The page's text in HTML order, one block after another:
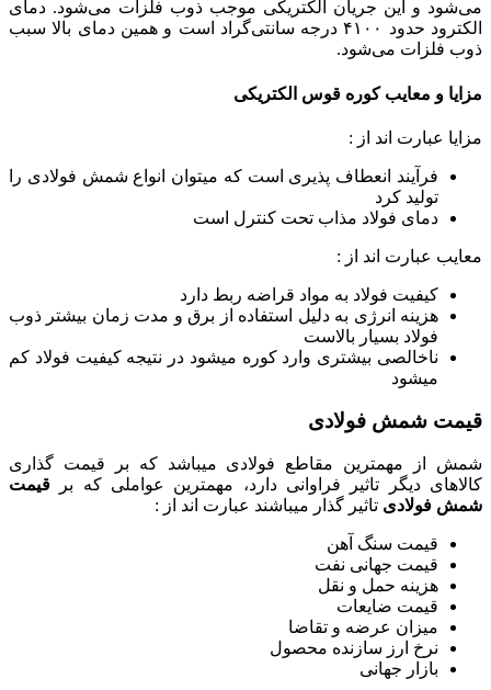
می‌شود و این جریان الکتریکی موجب ذوب فلزات می‌شود. دمای
الکترود حدود ۴۱۰۰ درجه سانتی‌گراد است و همین دمای بالا سبب
ذوب فلزات می‌شود.
مزایا و معایب کوره قوس الکتریکی
مزایا عبارت اند از :
فرآیند انعطاف پذیری است که میتوان انواع شمش فولادی را
تولید کرد
دمای فولاد مذاب تحت کنترل است
معایب عبارت اند از :
کیفیت فولاد به مواد قراضه ربط دارد
هزینه انرژی به دلیل استفاده از برق و مدت زمان بیشتر ذوب
فولاد بسیار بالاست
ناخالصی بیشتری وارد کوره میشود در نتیجه کیفیت فولاد کم
میشود
قیمت شمش فولادی
شمش از مهمترین مقاطع فولادی میباشد که بر قیمت گذاری
کالاهای دیگر تاثیر فراوانی دارد، مهمترین عواملی که بر قیمت
شمش فولادی تاثیر گذار میباشند عبارت اند از :
قیمت سنگ آهن
قیمت جهانی نفت
هزینه حمل و نقل
قیمت ضایعات
میزان عرضه و تقاضا
نرخ ارز سازنده محصول
بازار جهانی